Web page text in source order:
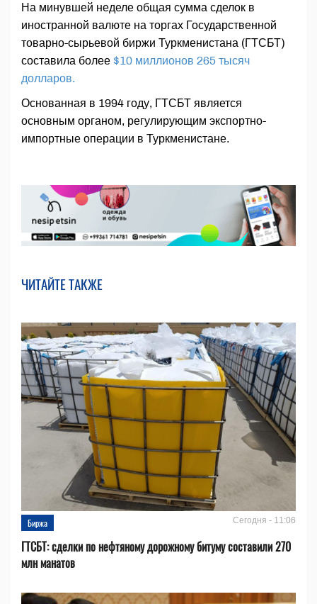
На минувшей неделе общая сумма сделок в
иностранной валюте на торгах Государственной
товарно-сырьевой биржи Туркменистана (ГТСБТ)
составила более $10 миллионов 265 тысяч
долларов.
Основанная в 1994 году, ГТСБТ является
основным органом, регулирующим экспортно-
импортные операции в Туркменистане.
ЧИТАЙТЕ ТАКЖЕ
Биржа Сегодня - 11:06
ГТСБТ: сделки по нефтяному дорожному битуму составили 270
млн манатов